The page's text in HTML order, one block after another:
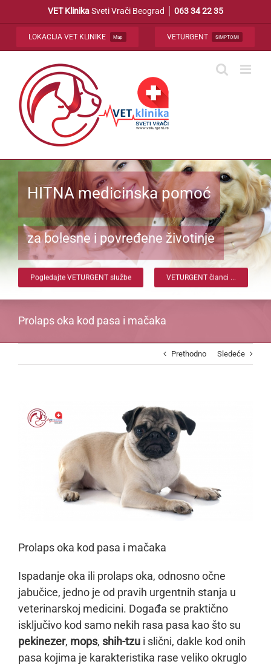
VET KlinikaSveti Vrači Beograd │ 063 34 22 35
LOKACIJA VET KLINIKE Map VETURGENT SIMPTOMI
HITNA medicinska pomoć
za bolesne i povređene životinje
Pogledajte VETURGENT službe VETURGENT članci ...
Prolaps oka kod pasa i mačaka
Prethodno Sledeće
Larger
Image
Prolaps oka kod pasa i mačaka
Ispadanje oka ili prolaps oka, odnosno očne
jabučice, jedno je od pravih urgentnih stanja u
veterinarskoj medicini. Događa se praktično
isključivo kod samo nekih rasa pasa kao što su
pekinezer, mops, shih-tzu i slični, dakle kod onih
pasa kojima je karakteristika rase veliko okruglo